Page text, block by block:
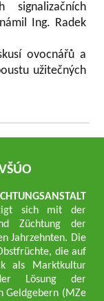
signalizačních
Ing. Radek
ovocnářů a
užitečných
sich mit der
Züchtung der
Jahrzehnten. Die
die auf
als Marktkultur
Lösung der
Geldgebern (MZe